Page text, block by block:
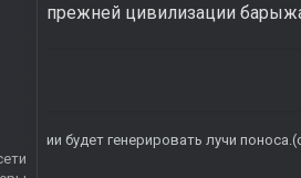
прежней цивилизации
ии будет генерировать лучи